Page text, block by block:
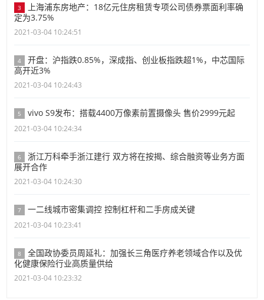
3
上海浦东房地产：18亿元住房租赁专项公司债券票面利率确
定为3.75%
2021-03-04 10:24:51
4
开盘：沪指跌0.85%，深成指、创业板指跌超1%，中芯国际
高开近3%
2021-03-04 10:24:43
5 vivo S9发布：搭载4400万像素前置摄像头 售价2999元起
2021-03-04 10:24:34
6
浙江万科牵手浙江建行 双方将在按揭、综合融资等业务方面
展开合作
2021-03-04 10:24:30
7 一二线城市密集调控 控制杠杆和二手房成关键
2021-03-04 10:23:41
8
全国政协委员周延礼：加强长三角医疗养老领域合作以及优
化健康保险行业高质量供给
2021-03-04 10:23:32